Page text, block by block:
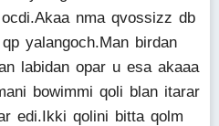
nma qvossizz db
yalangoch.Man birdan
labidan opar u esa akaaa
bowimmi qoli blan itarar
edi.Ikki qolini bitta qolm